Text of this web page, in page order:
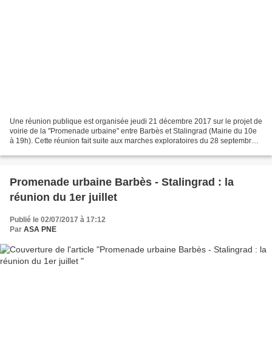
Une réunion publique est organisée jeudi 21 décembre 2017 sur le projet de
voirie de la "Promenade urbaine" entre Barbès et Stalingrad (Mairie du 10e
à 19h). Cette réunion fait suite aux marches exploratoires du 28 septembre
Promenade urbaine Barbès - Stalingrad : la
réunion du 1er juillet
Publié le 02/07/2017 à 17:12
Par ASA PNE